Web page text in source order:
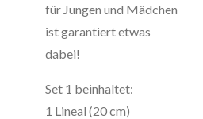
für Jungen und Mädchen
ist garantiert etwas
dabei!
Set 1 beinhaltet:
1 Lineal (20 cm)